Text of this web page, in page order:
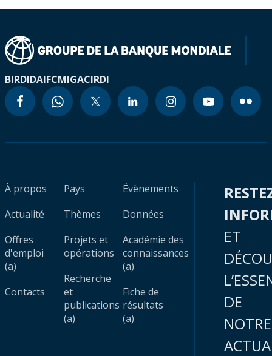
BIRDIDAIFCMIGACIRDI
À propos
Actualité
Offres
d'emploi
(a)
Contacts
Pays
Thèmes
Projets et
opérations
Recherche
et
publications
(a)
Évènements
Données
Académie des
connaissances
(a)
Fiche de
résultats
(a)
ET
DE
NOTRE